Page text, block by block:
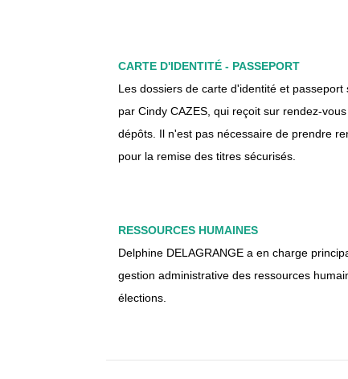
CARTE D'IDENTITÉ - PASSEPORT
Les dossiers de carte d'identité et passeport
par Cindy CAZES, qui reçoit sur rendez-
dépôts. Il n'est pas nécessaire de prendre
pour la remise des titres sécurisés.
RESSOURCES HUMAINES
Delphine DELAGRANGE a en charge
gestion administrative des ressources
élections.